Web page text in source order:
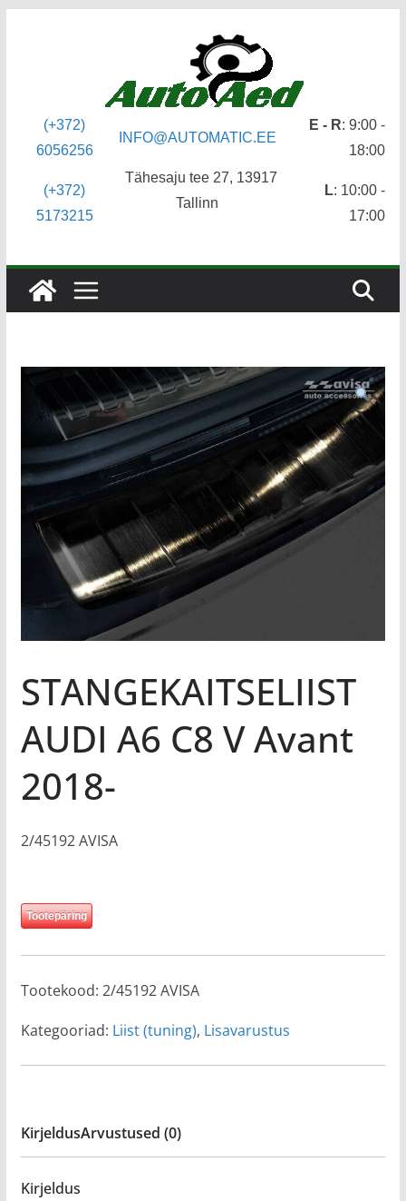
(+372)
6056256
(+372)
5173215
INFO@AUTOMATIC.EE
Tähesaju tee 27, 13917
Tallinn
E - R: 9:00 -
18:00
L: 10:00 -
17:00
STANGEKAITSELIIST
AUDI A6 C8 V Avant
2018-
2/45192 AVISA
Tootepäring
Tootekood: 2/45192 AVISA
Kategooriad: Liist (tuning), Lisavarustus
KirjeldusArvustused (0)
Kirjeldus